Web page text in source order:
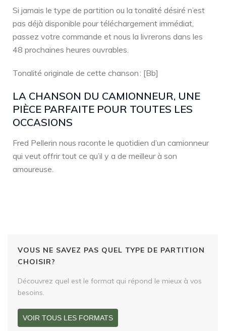
Si jamais le type de partition ou la tonalité désiré n’est
pas déjà disponible pour téléchargement immédiat,
passez votre commande et nous la livrerons dans les
48 prochaines heures ouvrables.
Tonalité originale de cette chanson : [Bb]
LA CHANSON DU CAMIONNEUR, UNE
PIÈCE PARFAITE POUR TOUTES LES
OCCASIONS
Fred Pellerin nous raconte le quotidien d’un camionneur
qui veut offrir tout ce qu’il y a de meilleur à son
amoureuse.
VOUS NE SAVEZ PAS QUEL TYPE DE PARTITION
CHOISIR?
Découvrez quel est le format qui répond le mieux à vos
besoins.
VOIR TOUS LES FORMATS